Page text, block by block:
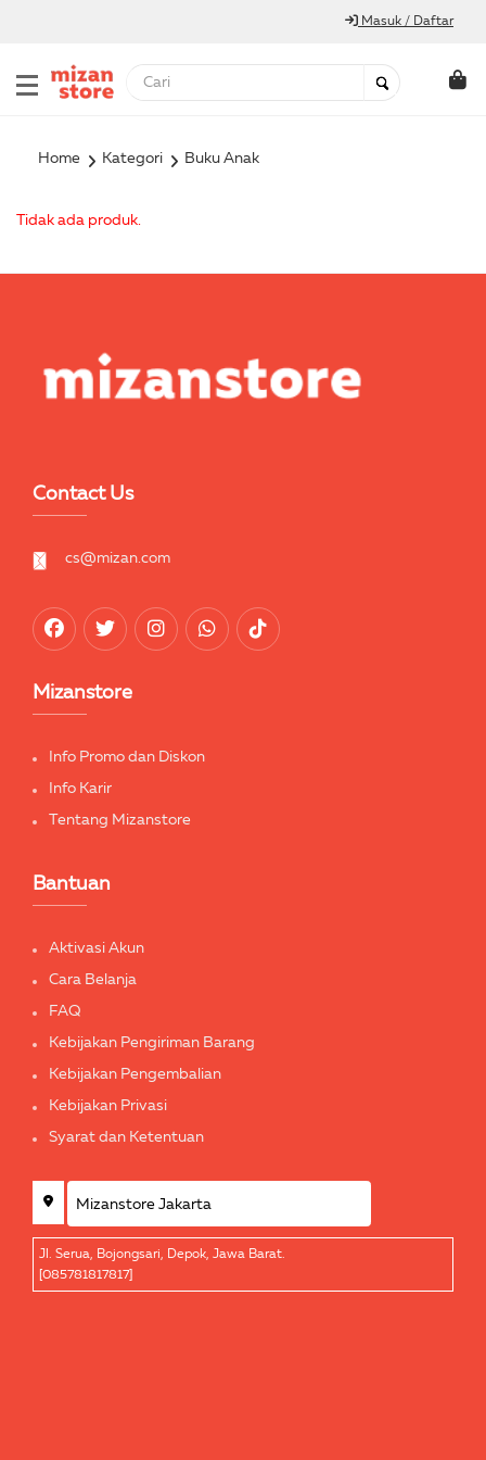
Masuk / Daftar
Home Kategori Buku Anak
Tidak ada produk.
Contact Us
cs@mizan.com
Mizanstore
Info Promo dan Diskon
Info Karir
Tentang Mizanstore
Bantuan
Aktivasi Akun
Cara Belanja
FAQ
Kebijakan Pengiriman Barang
Kebijakan Pengembalian
Kebijakan Privasi
Syarat dan Ketentuan
Jl. Serua, Bojongsari, Depok, Jawa Barat.
[085781817817]